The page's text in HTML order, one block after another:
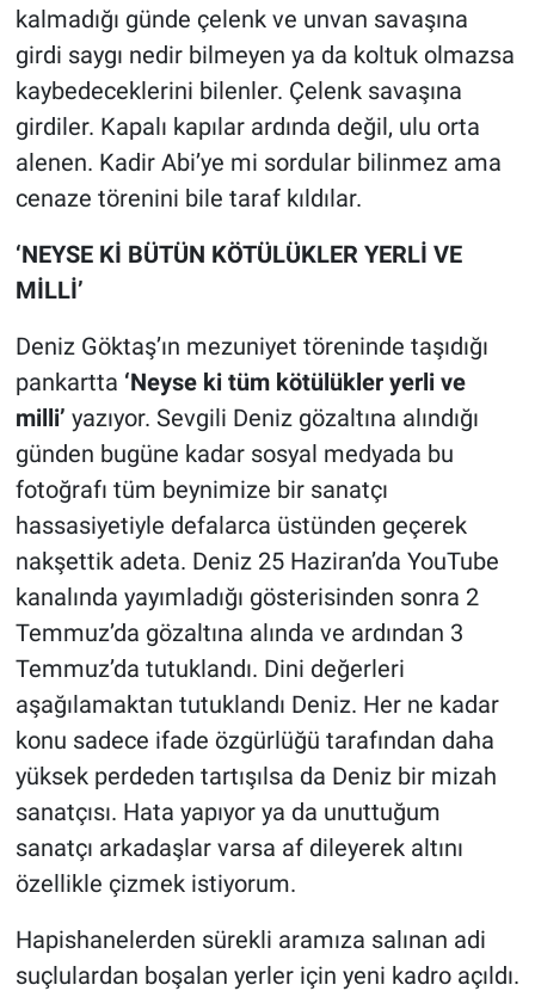
kalmadığı günde çelenk ve unvan savaşına
girdi saygı nedir bilmeyen ya da koltuk olmazsa
kaybedeceklerini bilenler. Çelenk savaşına
girdiler. Kapalı kapılar ardında değil, ulu orta
alenen. Kadir Abi’ye mi sordular bilinmez ama
cenaze törenini bile taraf kıldılar.
‘NEYSE Kİ BÜTÜN KÖTÜLÜKLER YERLİ VE
MİLLİ’
Deniz Göktaş’ın mezuniyet töreninde taşıdığı
pankartta ‘Neyse ki tüm kötülükler yerli ve
milli’ yazıyor. Sevgili Deniz gözaltına alındığı
günden bugüne kadar sosyal medyada bu
fotoğrafı tüm beynimize bir sanatçı
hassasiyetiyle defalarca üstünden geçerek
nakşettik adeta. Deniz 25 Haziran’da YouTube
kanalında yayımladığı gösterisinden sonra 2
Temmuz’da gözaltına alında ve ardından 3
Temmuz’da tutuklandı. Dini değerleri
aşağılamaktan tutuklandı Deniz. Her ne kadar
konu sadece ifade özgürlüğü tarafından daha
yüksek perdeden tartışılsa da Deniz bir mizah
sanatçısı. Hata yapıyor ya da unuttuğum
sanatçı arkadaşlar varsa af dileyerek altını
özellikle çizmek istiyorum.
Hapishanelerden sürekli aramıza salınan adi
suçlulardan boşalan yerler için yeni kadro açıldı.